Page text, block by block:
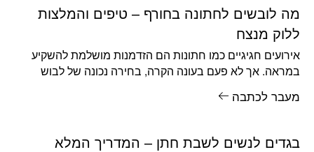
מה לובשים לחתונה בחורף – טיפים והמלצות
ללוק מנצח
אירועים חגיגיים כמו חתונות הם הזדמנות מושלמת להשקיע
במראה. אך לא פעם בעונה הקרה, בחירה נכונה של לבוש
מעבר לכתבה
בגדים לנשים לשבת חתן – המדריך המלא